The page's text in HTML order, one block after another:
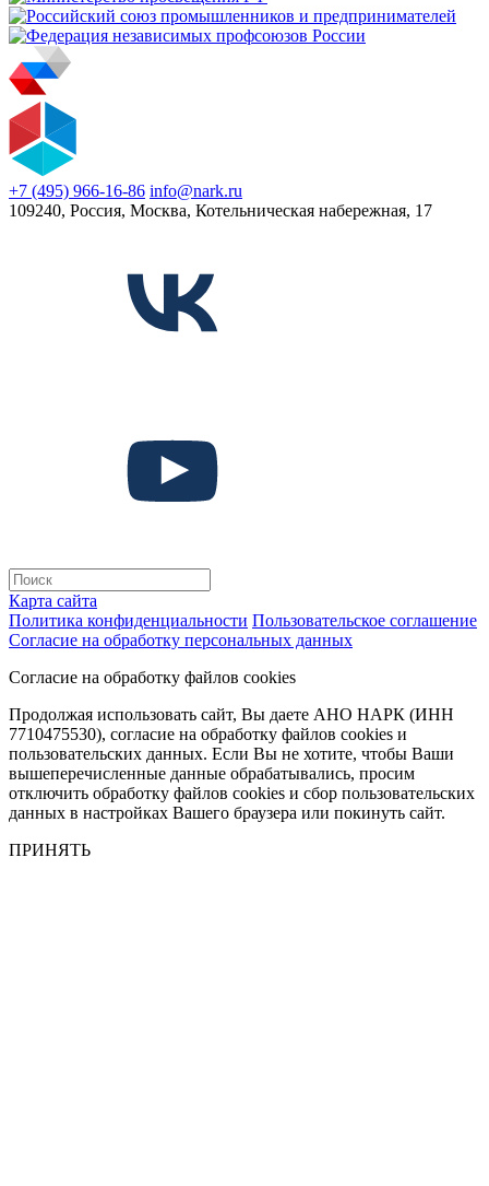
+7 (495) 966-16-86 info@nark.ru
109240, Россия, Москва, Котельническая набережная, 17
Карта сайта
Политика конфиденциальности Пользовательское соглашение
Согласие на обработку персональных данных
Согласие на обработку файлов cookies
Продолжая использовать сайт, Вы даете АНО НАРК (ИНН
7710475530), согласие на обработку файлов cookies и
пользовательских данных. Если Вы не хотите, чтобы Ваши
вышеперечисленные данные обрабатывались, просим
отключить обработку файлов cookies и сбор пользовательских
данных в настройках Вашего браузера или покинуть сайт.
ПРИНЯТЬ